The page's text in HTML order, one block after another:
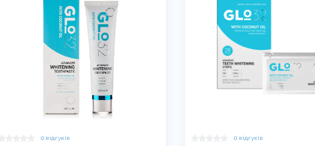
0 відгуків 0 відгуків